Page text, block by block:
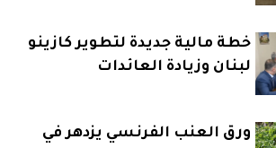
خطة مالية جديدة لتطوير كازينو
لبنان وزيادة العائدات
ورق العنب الفرنسي يزدهر في